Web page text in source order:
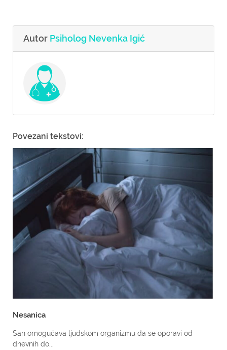
Autor Psiholog Nevenka Igić
Povezani tekstovi:
Nesanica
San omogućava ljudskom organizmu da se oporavi od
dnevnih do...